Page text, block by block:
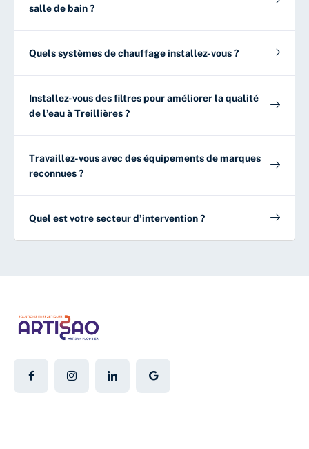
salle de bain ?
Quels systèmes de chauffage installez-vous ?
Installez-vous des filtres pour améliorer la qualité
de l’eau à Treillières ?
Travaillez-vous avec des équipements de marques
reconnues ?
Quel est votre secteur d’intervention ?